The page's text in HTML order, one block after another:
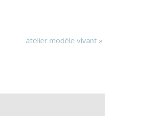
atelier modèle vivant »